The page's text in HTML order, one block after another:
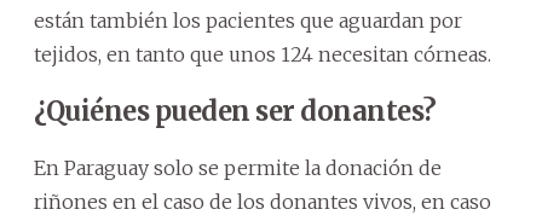
están también los pacientes que aguardan por
tejidos, en tanto que unos 124 necesitan córneas.
¿Quiénes pueden ser donantes?
En Paraguay solo se permite la donación de
riñones en el caso de los donantes vivos, en caso